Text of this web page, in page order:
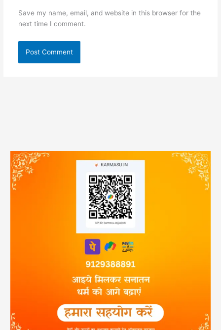
Save my name, email, and website in this browser for the
next time I comment.